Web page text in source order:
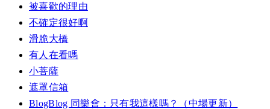
被喜歡的理由
不確定很好啊
滑脆大橋
有人在看嗎
小菩薩
遮罩信箱
BlogBlog 同樂會：只有我這樣嗎？（中場更新）